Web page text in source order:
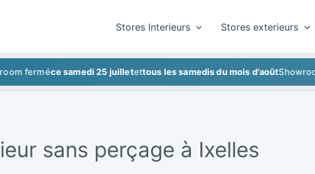
Stores Interieurs Stores exterieurs
ce samedi 25 juilletettous les samedis du mois d'aoûtShowroom
sans perçage à Ixelles